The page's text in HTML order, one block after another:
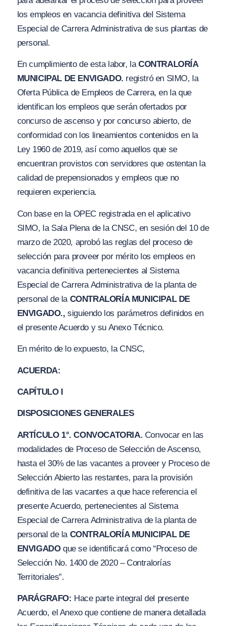
los empleos en vacancia definitiva del Sistema
Especial de Carrera Administrativa de sus plantas de
personal.
En cumplimiento de esta labor, laCONTRALORÍA
MUNICIPAL DE ENVIGADO. registró en SIMO, la
Oferta Pública de Empleos de Carrera, en la que
identifican los empleos que serán ofertados por
concurso de ascenso y por concurso abierto, de
conformidad con los lineamientos contenidos en la
Ley 1960 de 2019, así como aquellos que se
encuentran provistos con servidores que ostentan la
calidad de prepensionados y empleos que no
requieren experiencia.
Con base en la OPEC registrada en el aplicativo
SIMO, la Sala Plena de la CNSC, en sesión del 10 de
marzo de 2020, aprobó las reglas del proceso de
selección para proveer por mérito los empleos en
vacancia definitiva pertenecientes al Sistema
Especial de Carrera Administrativa de la planta de
personal de la CONTRALORÍA MUNICIPAL DE
ENVIGADO.,siguiendo los parámetros definidos en
el presente Acuerdo y su Anexo Técnico.
En mérito de lo expuesto, la CNSC,
ACUERDA:
CAPÍTULO I
DISPOSICIONES GENERALES
ARTÍCULO 1°. CONVOCATORIA. Convocar en las
modalidades de Proceso de Selección de Ascenso,
hasta el 30% de las vacantes a proveer y Proceso de
Selección Abierto las restantes, para la provisión
definitiva de las vacantes a que hace referencia el
presente Acuerdo, pertenecientes al Sistema
Especial de Carrera Administrativa de la planta de
personal de la CONTRALORÍA MUNICIPAL DE
ENVIGADO que se identificará como“Proceso de
Selección No. 1400 de 2020 – Contralorías
Territoriales”.
PARÁGRAFO: Hace parte integral del presente
Acuerdo, el Anexo que contiene de manera detallada